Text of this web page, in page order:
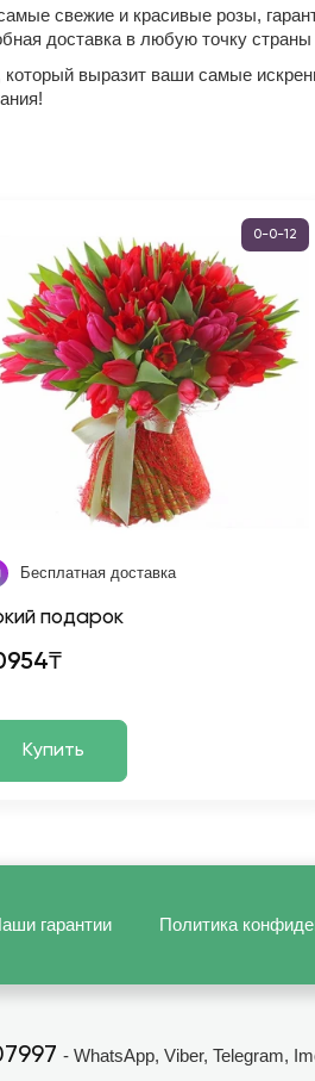
свежие и красивые розы,
доставка в любую точку
выразит ваши самые
0-0-12
Бесплатная доставка
подарок
Купить
гарантии Политика
- WhatsApp, Viber, Telegram,